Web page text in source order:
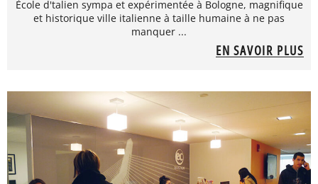
École d'talien sympa et expérimentée à Bologne, magnifique
et historique ville italienne à taille humaine à ne pas
manquer ...
EN SAVOIR PLUS